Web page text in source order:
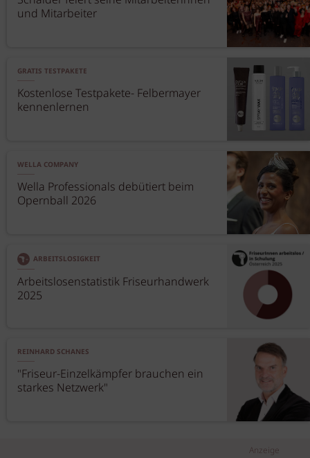
und Mitarbeiter
GRATIS TESTPAKETE
Kostenlose Testpakete- Felbermayer
kennenlernen
WELLA COMPANY
Wella Professionals debütiert beim
Opernball 2026
ARBEITSLOSIGKEIT
Arbeitslosenstatistik Friseurhandwerk
2025
REINHARD SCHANES
"Friseur-Einzelkämpfer brauchen ein
starkes Netzwerk"
Anzeige